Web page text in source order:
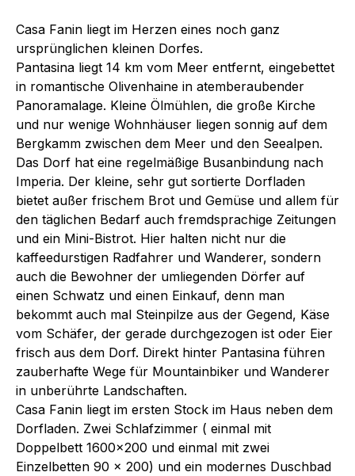
Casa Fanin liegt im Herzen eines noch ganz
ursprünglichen kleinen Dorfes.
Pantasina liegt 14 km vom Meer entfernt, eingebettet
in romantische Olivenhaine in atemberaubender
Panoramalage. Kleine Ölmühlen, die große Kirche
und nur wenige Wohnhäuser liegen sonnig auf dem
Bergkamm zwischen dem Meer und den Seealpen.
Das Dorf hat eine regelmäßige Busanbindung nach
Imperia. Der kleine, sehr gut sortierte Dorfladen
bietet außer frischem Brot und Gemüse und allem für
den täglichen Bedarf auch fremdsprachige Zeitungen
und ein Mini-Bistrot. Hier halten nicht nur die
kaffeedurstigen Radfahrer und Wanderer, sondern
auch die Bewohner der umliegenden Dörfer auf
einen Schwatz und einen Einkauf, denn man
bekommt auch mal Steinpilze aus der Gegend, Käse
vom Schäfer, der gerade durchgezogen ist oder Eier
frisch aus dem Dorf. Direkt hinter Pantasina führen
zauberhafte Wege für Mountainbiker und Wanderer
in unberührte Landschaften.
Casa Fanin liegt im ersten Stock im Haus neben dem
Dorfladen. Zwei Schlafzimmer ( einmal mit
Doppelbett 1600x200 und einmal mit zwei
Einzelbetten 90 x 200) und ein modernes Duschbad